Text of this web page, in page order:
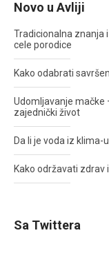
Novo u Avliji
Tradicionalna znanja
cele porodice
Kako odabrati
Udomljavanje mačke
zajednički život
Da li je voda iz
Kako održavati
Sa Twittera